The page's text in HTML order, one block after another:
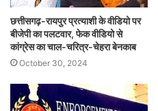
छत्तीसगढ़-रायपुर प्रत्याशी के वीडियो पर
बीजेपी का पलटवार, फेक वीडियो से
कांग्रेस का चाल-चरित्र-चेहरा बेनकाब
October 30, 2024